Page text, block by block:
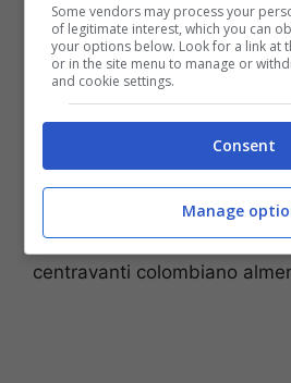
Salta la trattativa tra Zapata e la Roma
La trattativa era stata
un acquisto a titolo
milioni più 5 di bonus.
Touré ha bloccato tutto, con
chiesto ai Percassi di
centravanti colombiano
Some vendors may process your
of legitimate interest, which you can
your options below. Look for a link at
or in the site menu to manage or
and cookie settings.
Consent
Manage